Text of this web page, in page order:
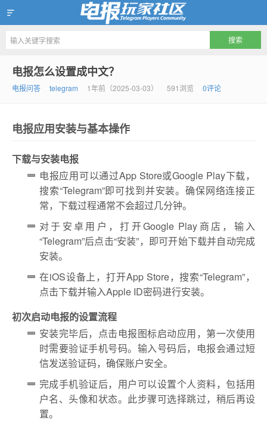
Telegram玩家社区
电报怎么设置成中文？
电报问答 telegram 1年前（2025-03-03） 591浏览 0评论
电报应用安装与基本操作
下载与安装电报
电报应用可以通过App Store或Google Play下载，
搜索“Telegram”即可找到并安装。确保网络连接正
常，下载过程通常不会超过几分钟。
对于安卓用户，打开Google Play商店，输入
“Telegram”后点击“安装”，即可开始下载并自动完成
安装。
在iOS设备上，打开App Store，搜索“Telegram”，
点击下载并输入Apple ID密码进行安装。
初次启动电报的设置流程
安装完毕后，点击电报图标启动应用，第一次使用
时需要验证手机号码。输入号码后，电报会通过短
信发送验证码，确保账户安全。
完成手机验证后，用户可以设置个人资料，包括用
户名、头像和状态。此步骤可选择跳过，稍后再设
置。